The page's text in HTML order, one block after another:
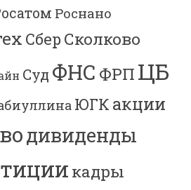
Роснано
Сбер Сколково
Суд ФНС ФРП ЦБ
ЮГК акции
дивиденды
кадры